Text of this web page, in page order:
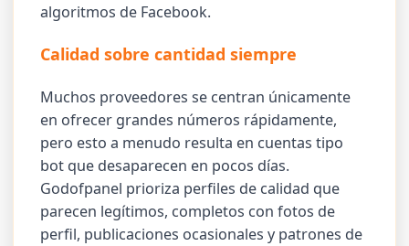
algoritmos de Facebook.
Calidad sobre cantidad siempre
Muchos proveedores se centran únicamente
en ofrecer grandes números rápidamente,
pero esto a menudo resulta en cuentas tipo
bot que desaparecen en pocos días.
Godofpanel prioriza perfiles de calidad que
parecen legítimos, completos con fotos de
perfil, publicaciones ocasionales y patrones de